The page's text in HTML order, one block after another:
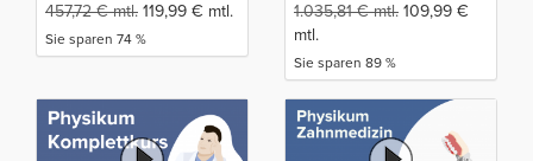
457,72€mtl. 119,99 € mtl.
Sie sparen 74 %
1.035,81€mtl. 109,99 €
mtl.
Sie sparen 89 %